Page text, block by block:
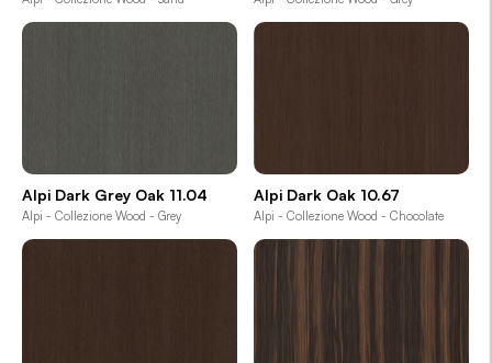
Alpi Dark Grey Oak 11.04
Alpi - Collezione Wood - Grey
Alpi Dark Oak 10.67
Alpi - Collezione Wood - Chocolate